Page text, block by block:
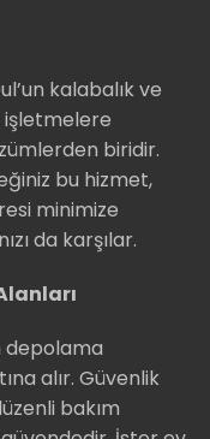
kalabalık ve
işletmelere
biridir.
bu hizmet,
minimize
da karşılar.
depolama
alır. Güvenlik
bakım